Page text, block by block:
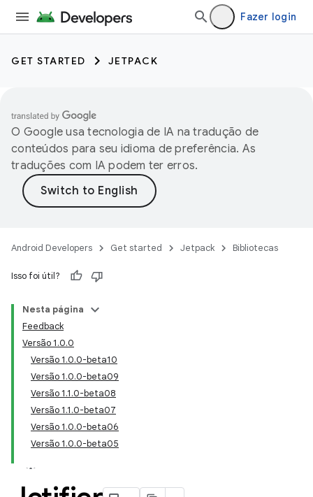
Fazer login
GET STARTED JETPACK
O Google usa tecnologia de IA na tradução de
conteúdos para seu idioma de preferência. As
traduções com IA podem ter erros.
Android Developers Get started Jetpack Bibliotecas
Isso foi útil?
Nesta página
Feedback
Versão 1.0.0
Versão 1.0.0-beta10
Versão 1.0.0-beta09
Versão 1.1.0-beta08
Versão 1.1.0-beta07
Versão 1.0.0-beta06
Versão 1.0.0-beta05